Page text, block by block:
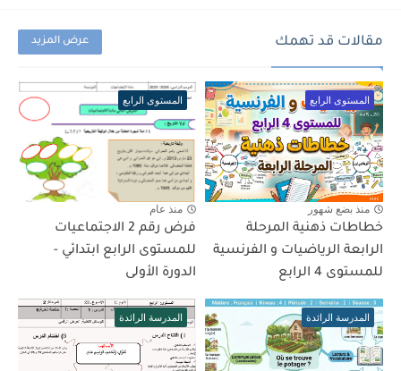
مقالات قد تهمك عرض المزيد
المستوى الرابع
منذ بضع شهور
خطاطات ذهنية المرحلة
الرابعة الرياضيات و الفرنسية
للمستوى 4 الرابع
المستوى الرابع
منذ عام
فرض رقم 2 الاجتماعيات
للمستوى الرابع ابتدائي -
الدورة الأولى
المدرسة الرائدة المدرسة الرائدة